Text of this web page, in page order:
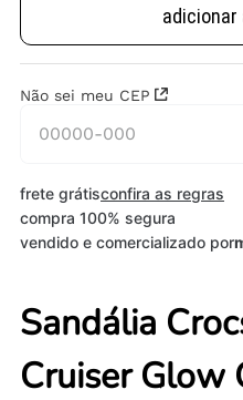
adicionar
Não sei meu CEP
frete grátisconfira as regras
compra 100% segura
vendido e comercializado por
Sandália
Cruiser Glow